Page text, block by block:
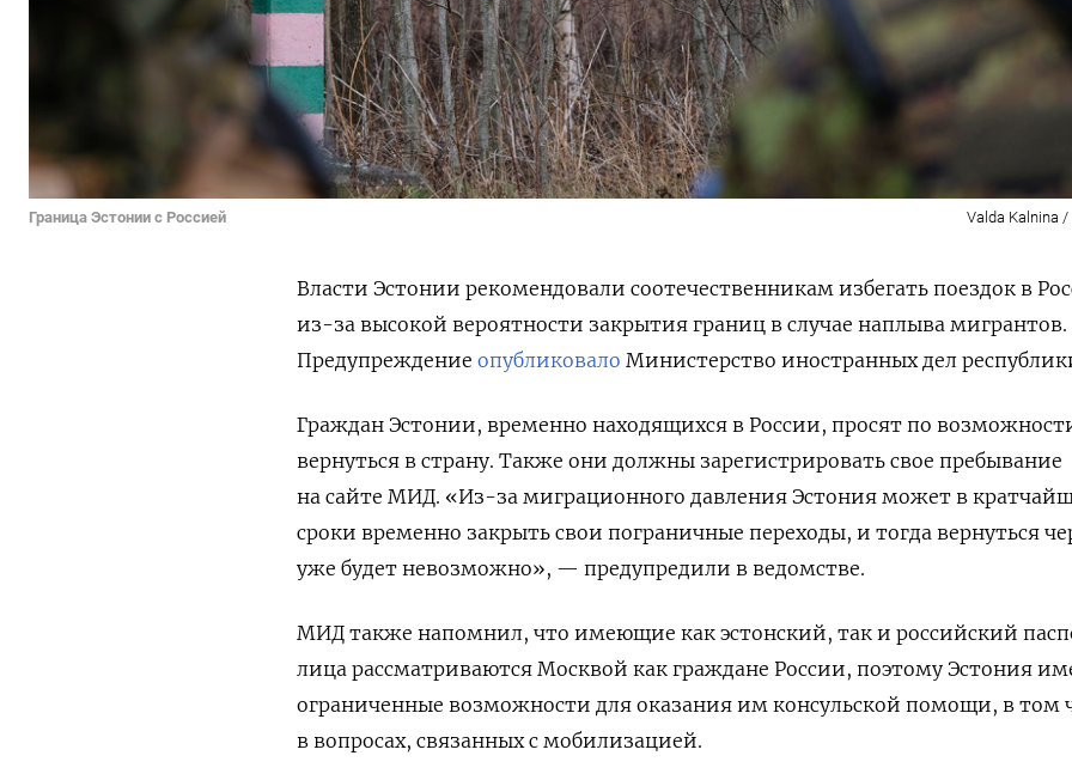
Граница Эстонии с Россией Valda Kalnina
Власти Эстонии рекомендовали соотечественникам избегать поездок в
из-за высокой вероятности закрытия границ в случае наплыва мигрантов.
Предупреждение опубликовало Министерство иностранных дел
Граждан Эстонии, временно находящихся в России, просят по
вернуться в страну. Также они должны зарегистрировать свое пребывание
на сайте МИД. «Из-за миграционного давления Эстония может в
сроки временно закрыть свои пограничные переходы, и тогда вернуться
уже будет невозможно», — предупредили в ведомстве.
МИД также напомнил, что имеющие как эстонский, так и российский
лица рассматриваются Москвой как граждане России, поэтому Эстония
ограниченные возможности для оказания им консульской помощи, в том
в вопросах, связанных с мобилизацией.